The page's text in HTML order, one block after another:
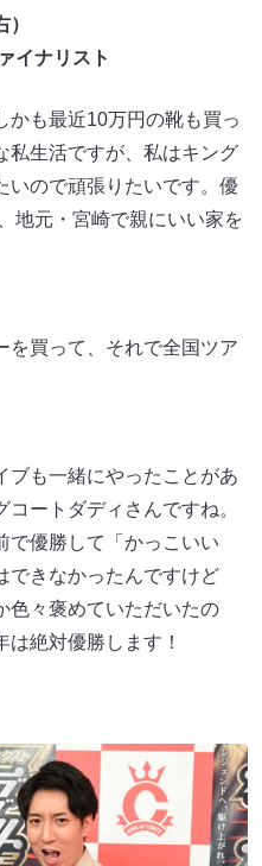
イナリスト
かも最近10万円の靴も買っ
私生活ですが、私はキング
いので頑張りたいです。優
地元・宮崎で親にいい家を
を買って、それで全国ツア
ブも一緒にやったことがあ
ートダディさんですね。
で優勝して「かっこいい
できなかったんですけど
色々褒めていただいたの
絶対優勝します！